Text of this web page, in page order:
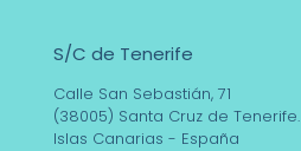
S/C de Tenerife
Calle San Sebastián, 71
(38005) Santa Cruz de Tenerife.
Islas Canarias - España